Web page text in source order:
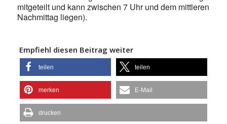
mitgeteilt und kann zwischen 7 Uhr und dem mittleren
Nachmittag liegen).
Empfiehl diesen Beitrag weiter
teilen teilen
merken E-Mail
drucken